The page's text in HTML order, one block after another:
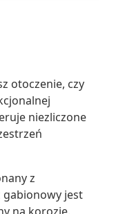
otoczenie, czy
niezliczone
z
gabionowy jest